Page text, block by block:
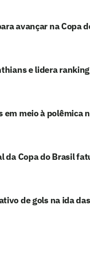
avançar na Copa
e lidera
meio à polêmica
da Copa do Brasil
de gols na ida